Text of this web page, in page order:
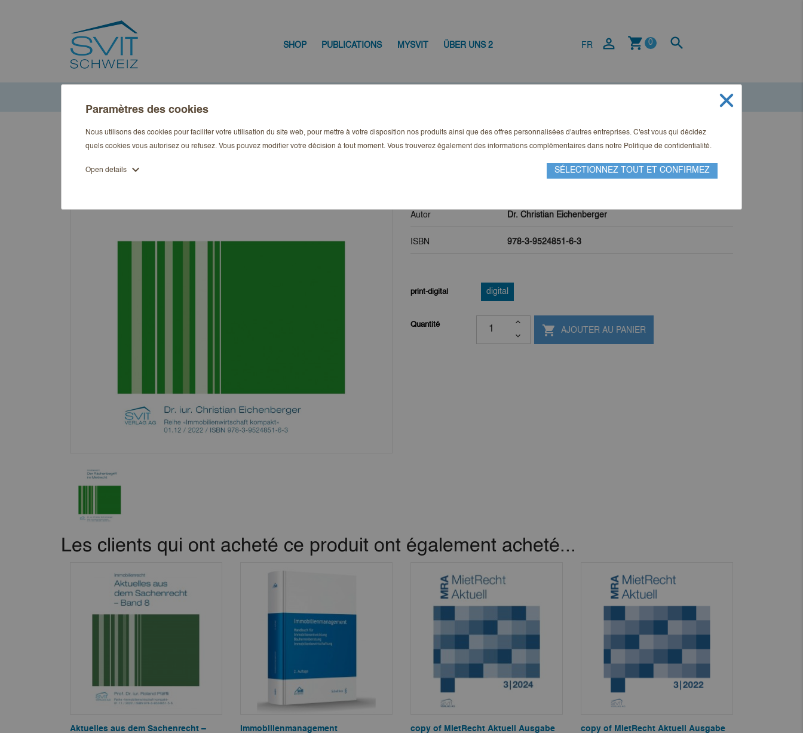
SHOP PUBLICATIONS MYSVIT ÜBER UNS 2 FR  shopping_cart 0 
Der Flächenbegriff im Mietrecht
Autor Dr. Christian Eichenberger
ISBN 978-3-9524851-6-3
print-digital digital
Quantité  AJOUTER AU PANIER
Les clients qui ont acheté ce produit ont également acheté...
Aktuelles aus dem Sachenrecht –
Immobilienmanagement
copy of MietRecht Aktuell Ausgabe
copy of MietRecht Aktuell Ausgabe
Paramètres des cookies
Nous utilisons des cookies pour faciliter votre utilisation du site web, pour mettre à votre disposition nos produits ainsi que des offres personnalisées d'autres entreprises. C'est vous qui décidez
quels cookies vous autorisez ou refusez. Vous pouvez modifier votre décision à tout moment. Vous trouverez également des informations complémentaires dans notre Politique de confidentialité.
Open details expand_more SÉLECTIONNEZ TOUT ET CONFIRMEZ